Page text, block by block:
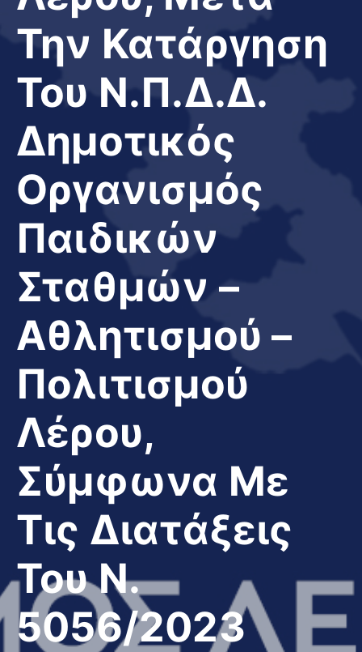
Την Κατάργηση
Του Ν.Π.Δ.Δ.
Δημοτικός
Οργανισμός
Παιδικών
Σταθμών –
Αθλητισμού –
Πολιτισμού
Λέρου,
Σύμφωνα Με
Τις Διατάξεις
Του Ν.
5056/2023